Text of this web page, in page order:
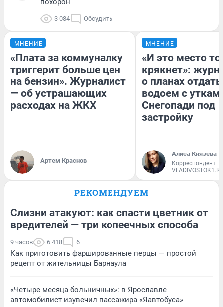
похорон
3 084 Обсудить
МНЕНИЕ
«Плата за коммуналку
триггерит больше цен
на бензин». Журналист
— об устрашающих
расходах на ЖКХ
Артем Краснов
МНЕНИЕ
«И это место
крякнет»:
о планах отдать
водоем с
Снегопади под
застройку
Алиса Князева
Корреспондент
VLADIVOSTOK1.RU
РЕКОМЕНДУЕМ
Слизни атакуют: как спасти цветник от
вредителей — три копеечных способа
9 часов 6 418 6
Как приготовить фаршированные перцы — простой
рецепт от жительницы Барнаула
«Четыре месяца больничных»: в Ярославле
автомобилист изувечил пассажира «Яавтобуса»